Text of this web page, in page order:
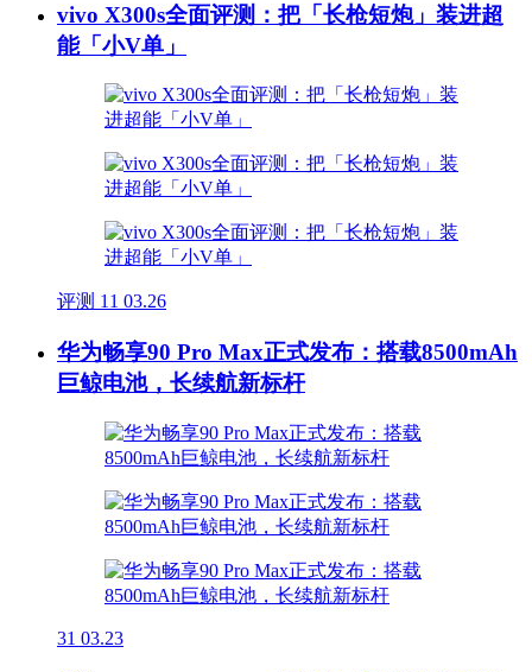
vivo X300s全面评测：把「长枪短炮」装进超
能「小V单」
评测 11 03.26
华为畅享90 Pro Max正式发布：搭载8500mAh
巨鲸电池，长续航新标杆
31 03.23